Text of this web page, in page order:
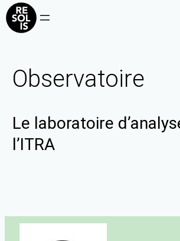
Observatoire
Le laboratoire
l’ITRA